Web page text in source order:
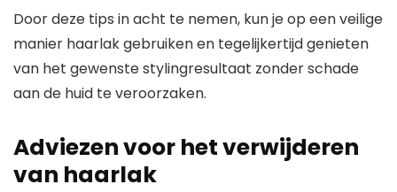
Door deze tips in acht te nemen, kun je op een veilige
manier haarlak gebruiken en tegelijkertijd genieten
van het gewenste stylingresultaat zonder schade
aan de huid te veroorzaken.
Adviezen voor het verwijderen
van haarlak